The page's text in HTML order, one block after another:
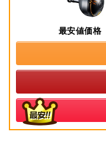
最安値価格